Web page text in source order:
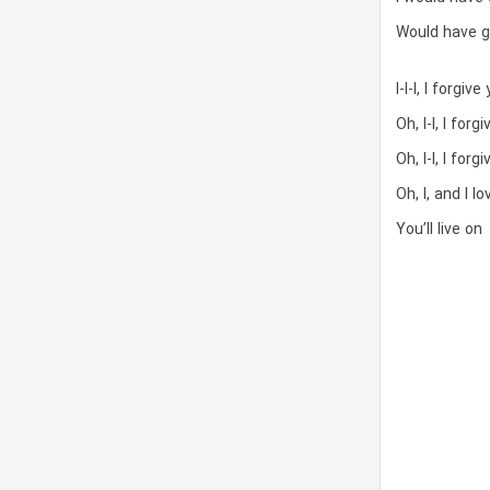
Would have
I-I-I, I
Oh, I-I, I
Oh, I-I, I
Oh, I, and I
You’ll live on